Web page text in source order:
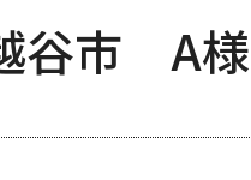
谷市 A様